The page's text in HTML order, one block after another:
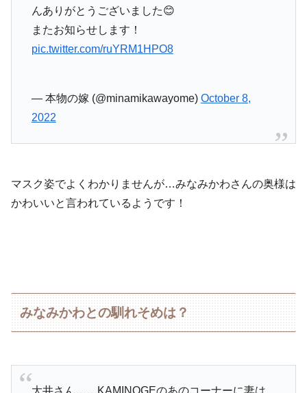
んありがとうございました😊
またお知らせします！
pic.twitter.com/ruYRM1HPO8
— 本物の嫁 (@minamikawayome) October 8,
2022
マスク姿でよくわかりませんが…みなみかわさんの奥様は
かわいいと言われているようです！
みなみかわとの馴れそめは？
大井さん……KAMINOGEのあのコーナーに妻は